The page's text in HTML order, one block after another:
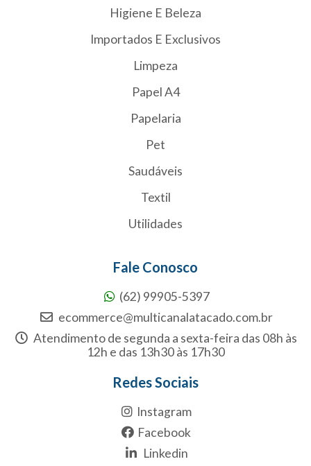
Higiene E Beleza
Importados E Exclusivos
Limpeza
Papel A4
Papelaria
Pet
Saudáveis
Textil
Utilidades
Fale Conosco
(62) 99905-5397
ecommerce@multicanalatacado.com.br
Atendimento de segunda a sexta-feira das 08h às
12h e das 13h30 às 17h30
Redes Sociais
Instagram
Facebook
Linkedin